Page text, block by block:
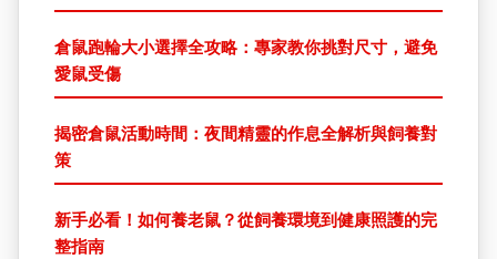
倉鼠跑輪大小選擇全攻略：專家教你挑對尺寸，避免
愛鼠受傷
揭密倉鼠活動時間：夜間精靈的作息全解析與飼養對
策
新手必看！如何養老鼠？從飼養環境到健康照護的完
整指南